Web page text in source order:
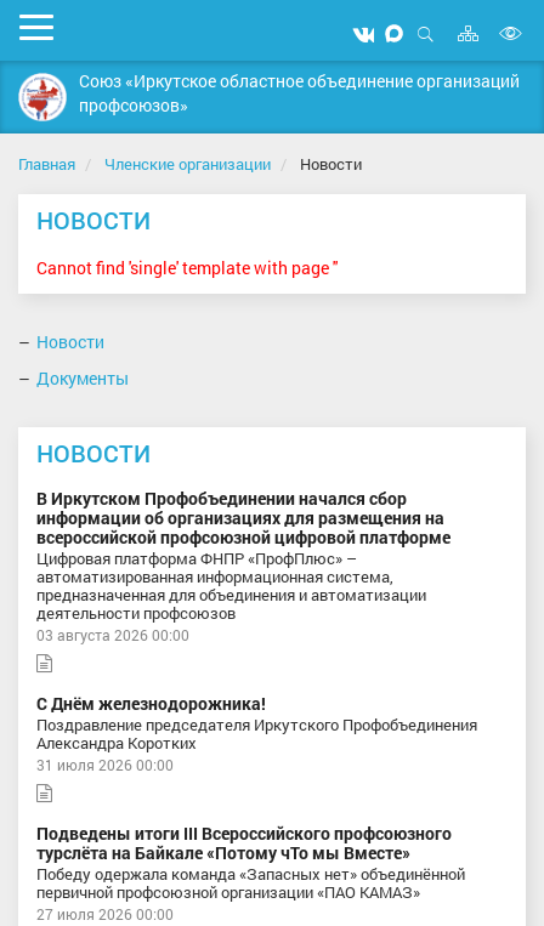
Мобильное
меню
Мы
вконтакте
Мы
в
MAX
Открыть
поиск
Карта
сайта
Союз «Иркутское областное объединение организаций
профсоюзов»
Главная Членские организации Новости
НОВОСТИ
Cannot find 'single' template with page ''
Новости
Документы
НОВОСТИ
В Иркутском Профобъединении начался сбор
информации об организациях для размещения на
всероссийской профсоюзной цифровой платформе
Цифровая платформа ФНПР «ПрофПлюс» –
автоматизированная информационная система,
предназначенная для объединения и автоматизации
деятельности профсоюзов
03 августа 2026 00:00
С Днём железнодорожника!
Поздравление председателя Иркутского Профобъединения
Александра Коротких
31 июля 2026 00:00
Подведены итоги III Всероссийского профсоюзного
турслёта на Байкале «Потому чТо мы Вместе»
Победу одержала команда «Запасных нет» объединённой
первичной профсоюзной организации «ПАО КАМАЗ»
27 июля 2026 00:00